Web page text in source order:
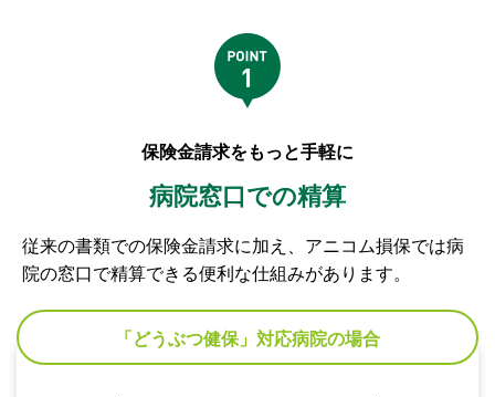
保険金請求をもっと手軽に
病院窓口での精算
従来の書類での保険金請求に加え、アニコム損保では病
院の窓口で精算できる便利な仕組みがあります。
「どうぶつ健保」対応病院の場合